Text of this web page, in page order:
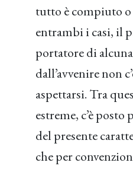
tutto è compiuto o
entrambi i casi, il
portatore di
dall’avvenire non
aspettarsi. Tra
estreme, c’è
del presente
che per